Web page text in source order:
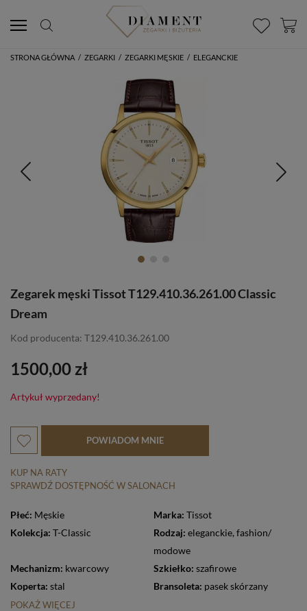
STRONA GŁÓWNA / ZEGARKI / ZEGARKI MĘSKIE / ELEGANCKIE
Zegarek męski Tissot T129.410.36.261.00 Classic
Dream
Kod producenta: T129.410.36.261.00
1500,00 zł
Artykuł wyprzedany!
POWIADOM MNIE
KUP NA RATY
SPRAWDŹ DOSTĘPNOŚĆ W SALONACH
Płeć: Męskie Marka: Tissot
Kolekcja: T-Classic Rodzaj: eleganckie,
modowe
Mechanizm: kwarcowy Szkiełko: szafirowe
Koperta: stal Bransoleta: pasek skórzany
POKAŻ WIĘCEJ